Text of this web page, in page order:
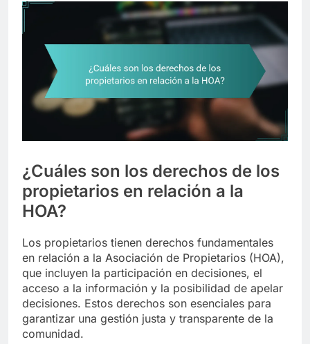
¿Cuáles son los derechos de los
propietarios en relación a la
HOA?
Los propietarios tienen derechos fundamentales
en relación a la Asociación de Propietarios (HOA),
que incluyen la participación en decisiones, el
acceso a la información y la posibilidad de apelar
decisiones. Estos derechos son esenciales para
garantizar una gestión justa y transparente de la
comunidad.